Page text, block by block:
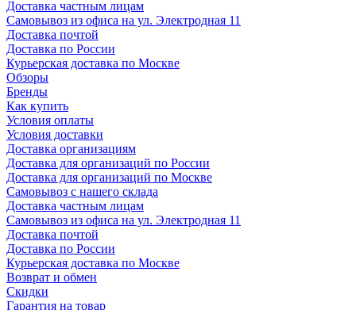
Доставка частным лицам
Самовывоз из офиса на ул. Электродная 11
Доставка почтой
Доставка по России
Курьерская доставка по Москве
Обзоры
Бренды
Как купить
Условия оплаты
Условия доставки
Доставка организациям
Доставка для организаций по России
Доставка для организаций по Москве
Самовывоз с нашего склада
Доставка частным лицам
Самовывоз из офиса на ул. Электродная 11
Доставка почтой
Доставка по России
Курьерская доставка по Москве
Возврат и обмен
Скидки
Гарантия на товар